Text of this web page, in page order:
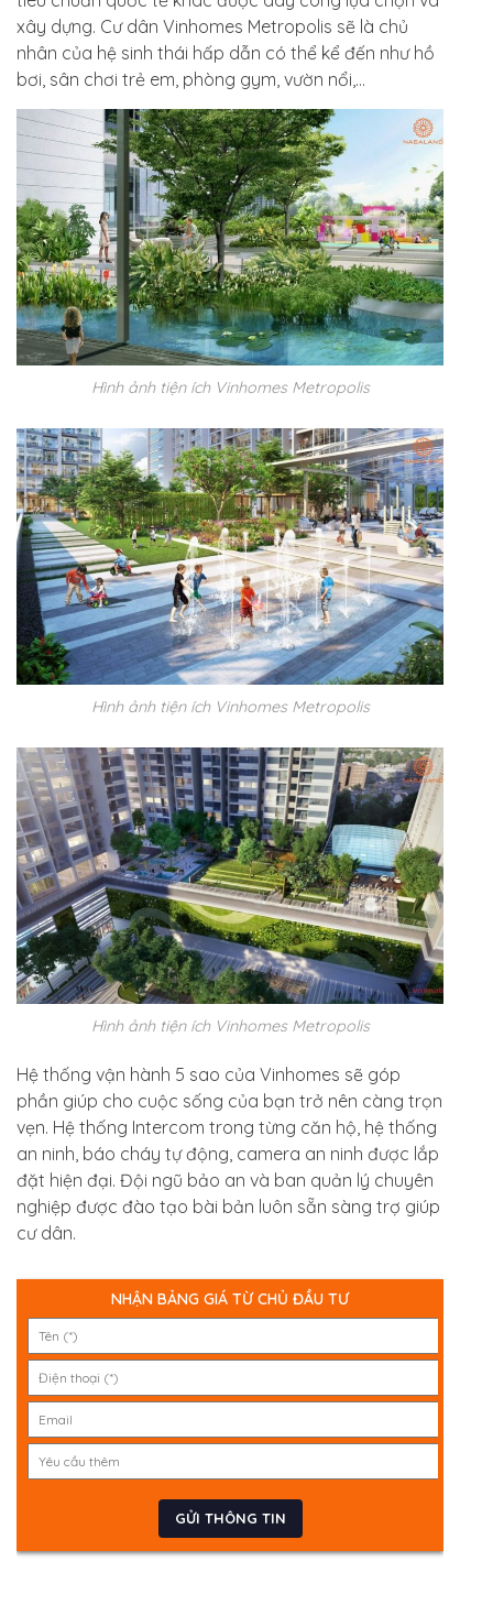
xây dựng. Cư dân Vinhomes Metropolis sẽ là chủ
nhân của hệ sinh thái hấp dẫn có thể kể đến như hồ
bơi, sân chơi trẻ em, phòng gym, vườn nổi,…
Hình ảnh tiện ích Vinhomes Metropolis
Hình ảnh tiện ích Vinhomes Metropolis
Hình ảnh tiện ích Vinhomes Metropolis
Hệ thống vận hành 5 sao của Vinhomes sẽ góp
phần giúp cho cuộc sống của bạn trở nên càng trọn
vẹn. Hệ thống Intercom trong từng căn hộ, hệ thống
an ninh, báo cháy tự động, camera an ninh được lắp
đặt hiện đại. Đội ngũ bảo an và ban quản lý chuyên
nghiệp được đào tạo bài bản luôn sẵn sàng trợ giúp
cư dân.
NHẬN BẢNG GIÁ TỪ CHỦ ĐẦU TƯ